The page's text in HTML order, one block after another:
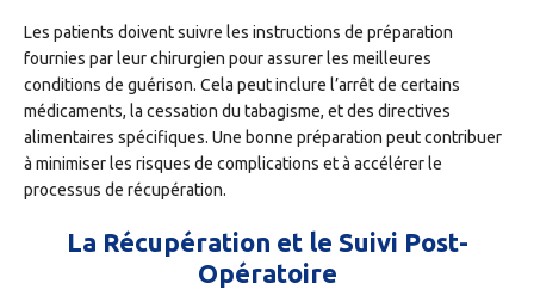
Les patients doivent suivre les instructions de préparation
fournies par leur chirurgien pour assurer les meilleures
conditions de guérison. Cela peut inclure l’arrêt de certains
médicaments, la cessation du tabagisme, et des directives
alimentaires spécifiques. Une bonne préparation peut contribuer
à minimiser les risques de complications et à accélérer le
processus de récupération.
La Récupération et le Suivi Post-
Opératoire